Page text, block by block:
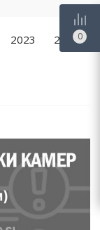
2023 20220